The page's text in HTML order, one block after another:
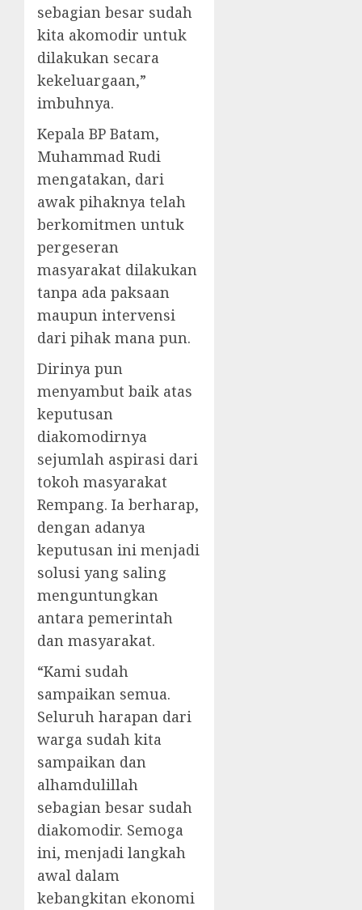
sebagian besar sudah
kita akomodir untuk
dilakukan secara
kekeluargaan,”
imbuhnya.
Kepala BP Batam,
Muhammad Rudi
mengatakan, dari
awak pihaknya telah
berkomitmen untuk
pergeseran
masyarakat dilakukan
tanpa ada paksaan
maupun intervensi
dari pihak mana pun.
Dirinya pun
menyambut baik atas
keputusan
diakomodirnya
sejumlah aspirasi dari
tokoh masyarakat
Rempang. Ia berharap,
dengan adanya
keputusan ini menjadi
solusi yang saling
menguntungkan
antara pemerintah
dan masyarakat.
“Kami sudah
sampaikan semua.
Seluruh harapan dari
warga sudah kita
sampaikan dan
alhamdulillah
sebagian besar sudah
diakomodir. Semoga
ini, menjadi langkah
awal dalam
kebangkitan ekonomi